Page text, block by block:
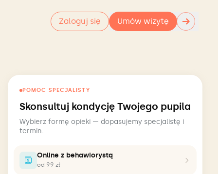
Zaloguj się Umów wizytę →
POMOC SPECJALISTY
Skonsultuj kondycję Twojego pupila
Wybierz formę opieki — dopasujemy specjalistę i
termin.
Online z behawiorystą
od 99 zł